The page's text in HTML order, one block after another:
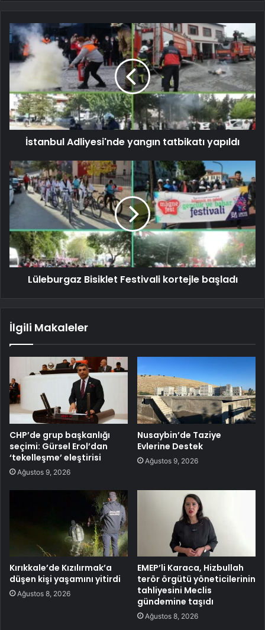
İstanbul Adliyesi'nde yangın tatbikatı yapıldı
Lüleburgaz Bisiklet Festivali kortejle başladı
İlgili Makaleler
CHP’de grup başkanlığı
seçimi: Gürsel Erol’dan
‘tekelleşme’ eleştirisi
Ağustos 9, 2026
Nusaybin’de Taziye
Evlerine Destek
Ağustos 9, 2026
Kırıkkale’de Kızılırmak’a
düşen kişi yaşamını yitirdi
Ağustos 8, 2026
EMEP’li Karaca, Hizbullah
terör örgütü yöneticilerinin
tahliyesini Meclis
gündemine taşıdı
Ağustos 8, 2026